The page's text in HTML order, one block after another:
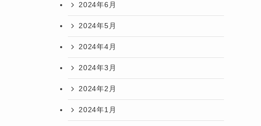
2024年6月
2024年5月
2024年4月
2024年3月
2024年2月
2024年1月